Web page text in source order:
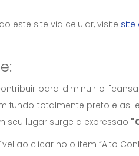
este site via celular, visite site
para diminuir o
fundo totalmente preto e as
seu lugar surge a expressão
ao clicar no o item “Alto